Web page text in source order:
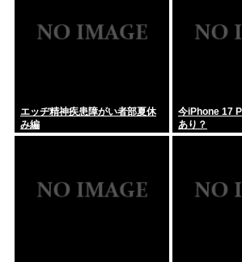
ライ...
今「佐渡ヶ島」の地価が爆上がり中、お前
に騙され...
近所の公園のトイレがハッテン場になって
エッヂ精神疾患障がい者部夏休
み編
今iPhone 17
あり？